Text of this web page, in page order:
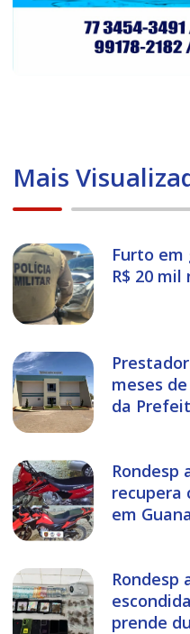
Mais
Furto em
R$ 20
meses
da
Rondesp
recupera
em
Rondesp
prende